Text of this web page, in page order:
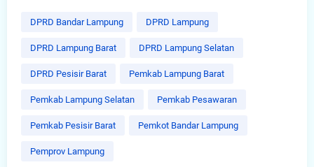
DPRD Bandar Lampung DPRD Lampung
DPRD Lampung Barat DPRD Lampung Selatan
DPRD Pesisir Barat Pemkab Lampung Barat
Pemkab Lampung Selatan Pemkab Pesawaran
Pemkab Pesisir Barat Pemkot Bandar Lampung
Pemprov Lampung